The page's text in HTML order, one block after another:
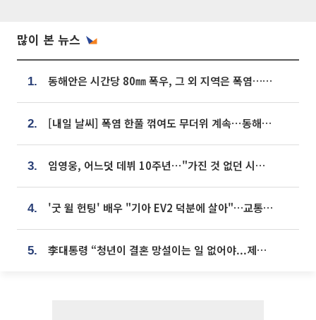
많이 본 뉴스
1. 동해안은 시간당 80㎜ 폭우, 그 외 지역은 폭염…‘극과 극 날씨’
2. [내일 날씨] 폭염 한풀 꺾여도 무더위 계속⋯동해안 이틀 연속 비
3. 임영웅, 어느덧 데뷔 10주년⋯"가진 것 없던 시절, 내 앞엔 20명의 팬뿐"
4. '굿 윌 헌팅' 배우 "기아 EV2 덕분에 살아"…교통사고 후 안전성 극찬
5. 李대통령 “청년이 결혼 망설이는 일 없어야...제도상 불이익 조사”